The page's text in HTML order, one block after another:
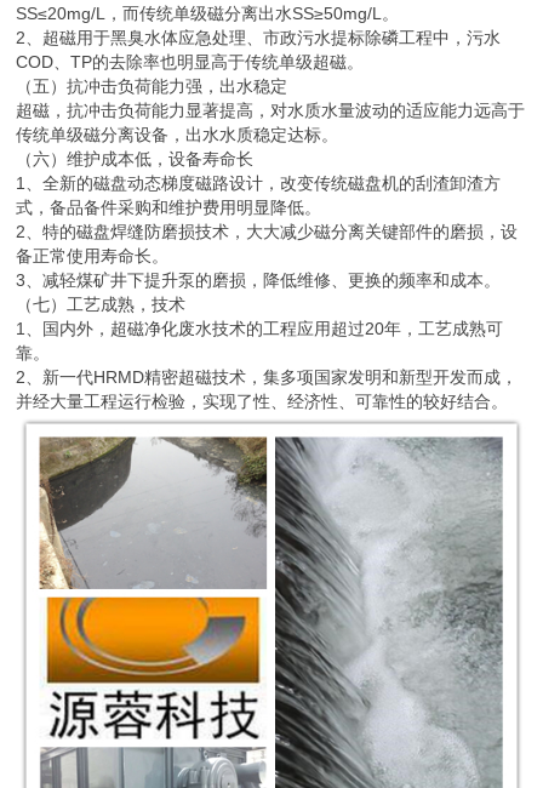
SS≤20mg/L，而传统单级磁分离出水SS≥50mg/L。
2、超磁用于黑臭水体应急处理、市政污水提标除磷工程中，污水
COD、TP的去除率也明显高于传统单级超磁。
（五）抗冲击负荷能力强，出水稳定
超磁，抗冲击负荷能力显著提高，对水质水量波动的适应能力远高于
传统单级磁分离设备，出水水质稳定达标。
（六）维护成本低，设备寿命长
1、全新的磁盘动态梯度磁路设计，改变传统磁盘机的刮渣卸渣方
式，备品备件采购和维护费用明显降低。
2、特的磁盘焊缝防磨损技术，大大减少磁分离关键部件的磨损，设
备正常使用寿命长。
3、减轻煤矿井下提升泵的磨损，降低维修、更换的频率和成本。
（七）工艺成熟，技术
1、国内外，超磁净化废水技术的工程应用超过20年，工艺成熟可
靠。
2、新一代HRMD精密超磁技术，集多项国家发明和新型开发而成，
并经大量工程运行检验，实现了性、经济性、可靠性的较好结合。